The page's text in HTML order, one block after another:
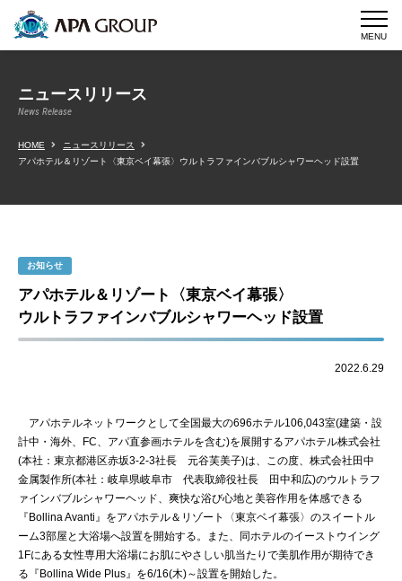
MENU
ニュースリリース
News Release
HOME
ニュースリリース
アパホテル＆リゾート〈東京ベイ幕張〉ウルトラファインバブルシャワーヘッド設置
お知らせ
アパホテル＆リゾート〈東京ベイ幕張〉
ウルトラファインバブルシャワーヘッド設置
2022.6.29
アパホテルネットワークとして全国最大の696ホテル106,043室(建築・設
計中・海外、FC、アパ直参画ホテルを含む)を展開するアパホテル株式会社
(本社：東京都港区赤坂3-2-3社長 元谷芙美子)は、この度、株式会社田中
金属製作所(本社：岐阜県岐阜市 代表取締役社長 田中和広)のウルトラフ
ァインバブルシャワーヘッド、爽快な浴び心地と美容作用を体感できる
『Bollina Avanti』をアパホテル＆リゾート〈東京ベイ幕張〉のスイートル
ーム3部屋と大浴場へ設置を開始する。また、同ホテルのイーストウイング
1Fにある女性専用大浴場にお肌にやさしい肌当たりで美肌作用が期待でき
る『Bollina Wide Plus』を6/16(木)～設置を開始した。